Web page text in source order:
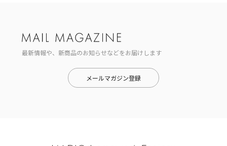
最新情報や、新商品のお知らせなどをお届けします
メールマガジン登録